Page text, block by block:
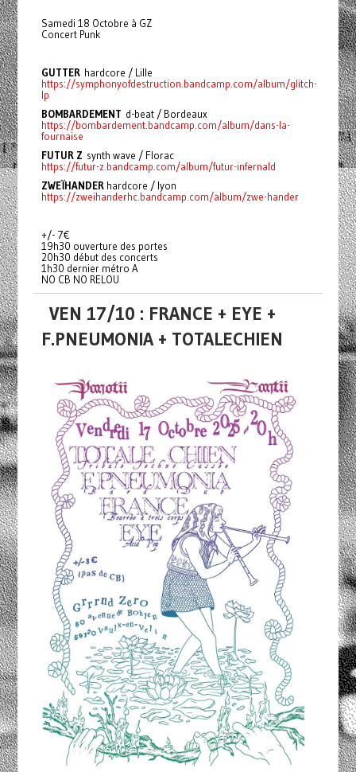
Samedi 18 Octobre à GZ
Concert Punk
GUTTERhardcore / Lille
https://symphonyofdestruction.bandcamp.com/album/glitch-
lp
BOMBARDEMENT d-beat / Bordeaux
https://bombardement.bandcamp.com/album/dans-la-
fournaise
FUTUR Z synth wave / Florac
https://futur-z.bandcamp.com/album/futur-infernald
ZWEÏHANDERhardcore / lyon
https://zweihanderhc.bandcamp.com/album/zwe-hander
+/- 7€
19h30 ouverture des portes
20h30 début des concerts
1h30 dernier métro A
NO CB NO RELOU
VEN 17/10 : FRANCE + EYE +
F.PNEUMONIA + TOTALECHIEN